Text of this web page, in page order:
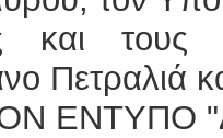
και τους
Πετραλιά
ΕΝΤΥΠΟ